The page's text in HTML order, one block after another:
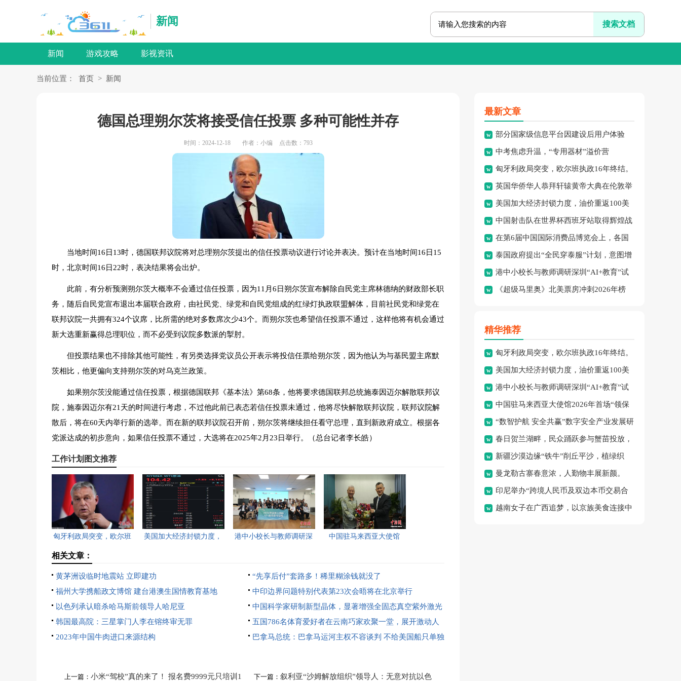
新闻
新闻 游戏攻略 影视资讯
当前位置： 首页 > 新闻
德国总理朔尔茨将接受信任投票 多种可能性并存
时间：2024-12-18 作者：小编 点击数： 793
当地时间16日13时，德国联邦议院将对总理朔尔茨提出的信任投票动议进行讨论并表决。预计在当地时间16日15
时，北京时间16日22时，表决结果将会出炉。
此前，有分析预测朔尔茨大概率不会通过信任投票，因为11月6日朔尔茨宣布解除自民党主席林德纳的财政部长职
务，随后自民党宣布退出本届联合政府，由社民党、绿党和自民党组成的红绿灯执政联盟解体，目前社民党和绿党在
联邦议院一共拥有324个议席，比所需的绝对多数席次少43个。而朔尔茨也希望信任投票不通过，这样他将有机会通过
新大选重新赢得总理职位，而不必受到议院多数派的掣肘。
但投票结果也不排除其他可能性，有另类选择党议员公开表示将投信任票给朔尔茨，因为他认为与基民盟主席默
茨相比，他更偏向支持朔尔茨的对乌克兰政策。
如果朔尔茨没能通过信任投票，根据德国联邦《基本法》第68条，他将要求德国联邦总统施泰因迈尔解散联邦议
院，施泰因迈尔有21天的时间进行考虑，不过他此前已表态若信任投票未通过，他将尽快解散联邦议院，联邦议院解
散后，将在60天内举行新的选举。而在新的联邦议院召开前，朔尔茨将继续担任看守总理，直到新政府成立。根据各
党派达成的初步意向，如果信任投票不通过，大选将在2025年2月23日举行。（总台记者李长皓）
工作计划图文推荐
匈牙利政局突变，欧尔班
执政16年终结。
美国加大经济封锁力度，
港中小校长与教师调研深
中国驻马来西亚大使馆
日举行，旨在提升留学生
的安全意识与应急处置能
力，帮助他们在异国他乡
更好地学习和生活。
相关文章：
黄茅洲设临时地震站 立即建功
“先享后付”套路多！稀里糊涂钱就没了
福州大学携船政文博馆 建台港澳生国情教育基地
中印边界问题特别代表第23次会晤将在北京举行
以色列承认暗杀哈马斯前领导人哈尼亚
中国科学家研制新型晶体，显著增强全固态真空紫外激光
器性能，有望推动高端激光光源在科研、医疗和工业领域
的应用。
韩国最高院：三星掌门人李在镕终审无罪
五国786名体育爱好者在云南巧家欢聚一堂，展开激动人
心的竞速赛，场面蔚为壮观，赛事为增进友谊与竞技精神
2023年中国牛肉进口来源结构
巴拿马总统：巴拿马运河主权不容谈判 不给美国船只单独
上一篇： 小米“驾校”真的来了！ 报名费9999元只培训1 下一篇： 叙利亚“沙姆解放组织”领导人：无意对抗以色
最新文章
部分国家级信息平台因建设后用户体验
差、系统频繁崩溃、信息更新
中考焦虑升温，“专用器材”溢价营
销、“保过”私教乱象频现，家
匈牙利政局突变，欧尔班执政16年终结。
英国华侨华人恭拜轩辕黄帝大典在伦敦举
行，传承中华文化纽带。
美国加大经济封锁力度，油价重返100美
元高点，黄金价格急跌，
中国射击队在世界杯西班牙站取得辉煌战
绩：8金、3银、2铜。
在第6届中国国际消费品博览会上，各国
品牌集中展示了最新消费精
泰国政府提出“全民穿泰服”计划，意图增
强民族文化认同并拓展泰
港中小校长与教师调研深圳“AI+教育”试
点项目，探索智慧课堂
《超级马里奥》北美票房冲刺2026年榜
精华推荐
匈牙利政局突变，欧尔班执政16年终结。
美国加大经济封锁力度，油价重返100美
元高点，黄金价格急跌，
港中小校长与教师调研深圳“AI+教育”试
点项目，探索智慧课堂
中国驻马来西亚大使馆2026年首场“领保
进校园暨平安留学”主
“数智护航 安全共赢”数字安全产业发展研
讨会在穗召开，多方共
春日贺兰湖畔，民众踊跃参与蟹苗投放，
体验“水上春耕”的独特乐
新疆沙漠边缘“铁牛”削丘平沙，植绿织
密“绿围脖”，变荒沙为绿
曼龙勒古寨春意浓，人勤物丰展新颜。
印尼举办“跨境人民币及双边本币交易合
作”论坛，旨在促进区域金
越南女子在广西追梦，以京族美食连接中